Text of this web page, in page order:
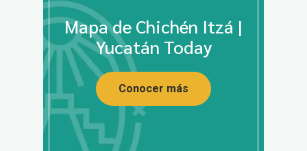
Mapa de Chichén Itzá |
Yucatán Today
Conocer más